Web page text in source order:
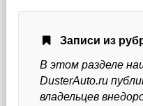
Записи из
В этом разделе
DusterAuto.ru
владельцев